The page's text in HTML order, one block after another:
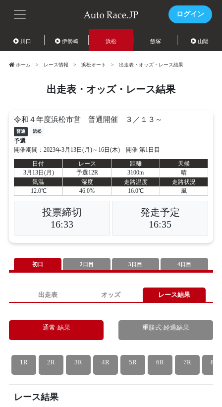
ログイン
川口 伊勢崎 浜松 飯塚 山陽
ホーム レース情報 浜松オート 出走表・オッズ・レース結果
出走表・オッズ・レース結果
令和４年度浜松市営 普通開催 ３／１３～
普通 浜松
予選
開催期間：2023年3月13日(月)～16日(木) 開催 第1日目
日付
レース 距離
天候
3月13日(月)
予選12R 3100m
晴
気温
湿度 走路温度
走路状況
12.0℃
46.0% 16.0℃ 風
投票締切
16:33
発走予定
16:35
初日 2日目 3日目 4日目
出走表 オッズ レース結果
通常-結果 重勝式-経過結果
1R 2R 3R 4R 5R 6R 7R 8R
レース結果